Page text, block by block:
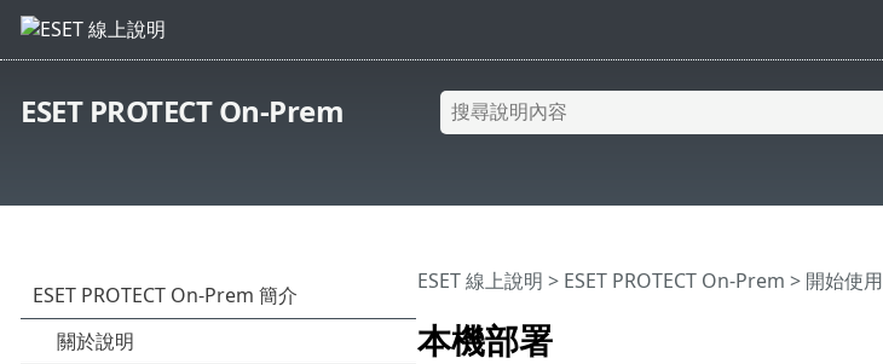
ESET PROTECT On-Prem
本機部署
ESET 線上說明 > ESET PROTECT On-Prem > 開始使用